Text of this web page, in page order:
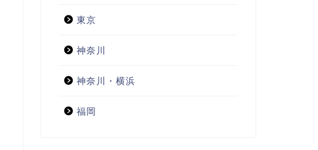
東京
神奈川
神奈川・横浜
福岡